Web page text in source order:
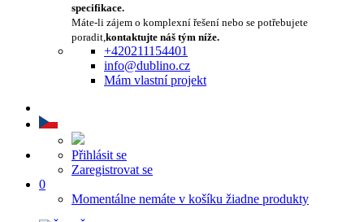
specifikace.
Máte-li zájem o komplexní řešení nebo se potřebujete
poradit,kontaktujte náš tým níže.
+420211154401
info@dublino.cz
Mám vlastní projekt
Přihlásit se
Zaregistrovat se
0
Momentálne nemáte v košíku žiadne produkty